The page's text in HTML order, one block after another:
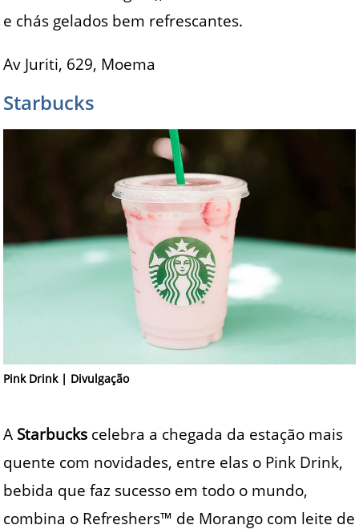
e chás gelados bem refrescantes.
Av Juriti, 629, Moema
Starbucks
Pink Drink | Divulgação
A Starbucks celebra a chegada da estação mais
quente com novidades, entre elas o Pink Drink,
bebida que faz sucesso em todo o mundo,
combina o Refreshers™ de Morango com leite de